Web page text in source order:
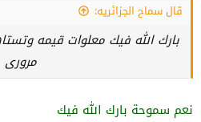
قال سماح الجزائريه:
بارك الله فيك معلوات قيمه
مرورى
نعم سموحة بارك الله فيك